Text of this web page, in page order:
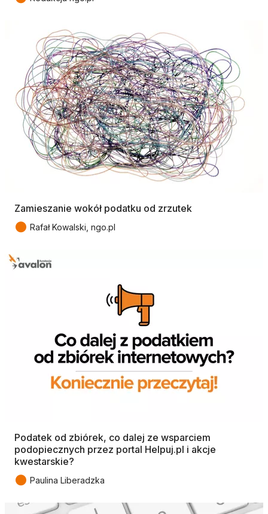
Zamieszanie wokół podatku od zrzutek
● Rafał Kowalski, ngo.pl
Podatek od zbiórek, co dalej ze wsparciem
podopiecznych przez portal Helpuj.pl i akcje
kwestarskie?
● Paulina Liberadzka